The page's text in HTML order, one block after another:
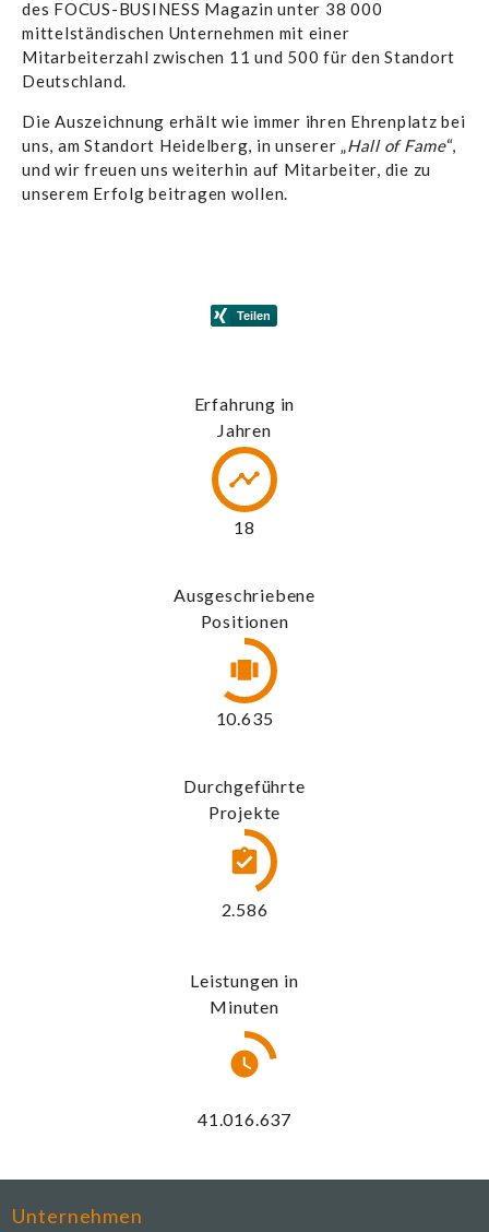
des FOCUS-BUSINESS Magazin unter 38 000
mittelständischen Unternehmen mit einer
Mitarbeiterzahl zwischen 11 und 500 für den Standort
Deutschland.
Die Auszeichnung erhält wie immer ihren Ehrenplatz bei
uns, am Standort Heidelberg, in unserer „Hall of Fame“,
und wir freuen uns weiterhin auf Mitarbeiter, die zu
unserem Erfolg beitragen wollen.
Erfahrung in
Jahren
20
Ausgeschriebene
Positionen
11.563
Durchgeführte
Projekte
2.812
Leistungen in
Minuten
44.597.455
Unternehmen